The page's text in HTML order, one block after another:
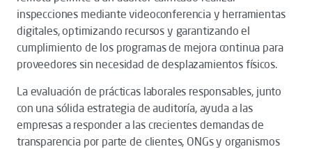
inspecciones mediante videoconferencia y herramientas
digitales, optimizando recursos y garantizando el
cumplimiento de los programas de mejora continua para
proveedores sin necesidad de desplazamientos físicos.
La evaluación de prácticas laborales responsables, junto
con una sólida estrategia de auditoría, ayuda a las
empresas a responder a las crecientes demandas de
transparencia por parte de clientes, ONGs y organismos